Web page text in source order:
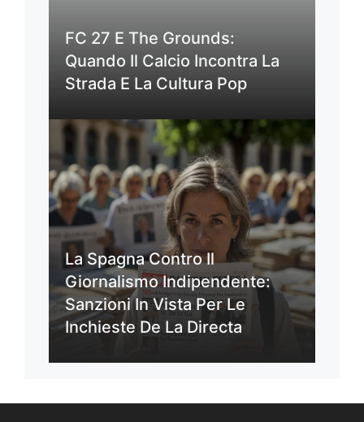
FC 27 E The Grounds:
Quando Il Calcio Incontra La
Strada E La Cultura Pop
La Spagna Contro Il
Giornalismo Indipendente:
Sanzioni In Vista Per Le
Inchieste De La Directa